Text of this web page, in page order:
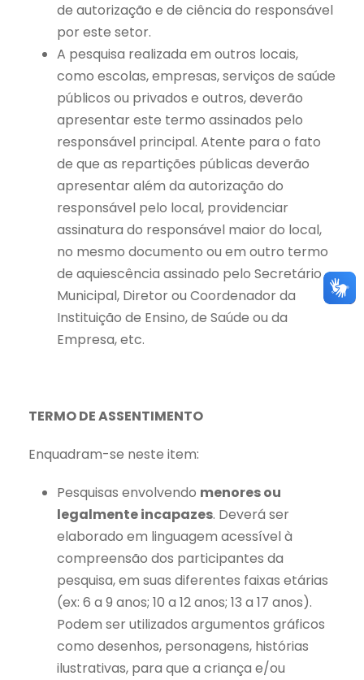
de autorização e de ciência do responsável
por este setor.
A pesquisa realizada em outros locais,
como escolas, empresas, serviços de saúde
públicos ou privados e outros, deverão
apresentar este termo assinados pelo
responsável principal. Atente para o fato
de que as repartições públicas deverão
apresentar além da autorização do
responsável pelo local, providenciar
assinatura do responsável maior do local,
no mesmo documento ou em outro termo
de aquiescência assinado pelo Secretário
Municipal, Diretor ou Coordenador da
Instituição de Ensino, de Saúde ou da
Empresa, etc.
TERMO DE ASSENTIMENTO
Enquadram-se neste item:
Pesquisas envolvendo menores ou
legalmente incapazes. Deverá ser
elaborado em linguagem acessível à
compreensão dos participantes da
pesquisa, em suas diferentes faixas etárias
(ex: 6 a 9 anos; 10 a 12 anos; 13 a 17 anos).
Podem ser utilizados argumentos gráficos
como desenhos, personagens, histórias
ilustrativas, para que a criança e/ou